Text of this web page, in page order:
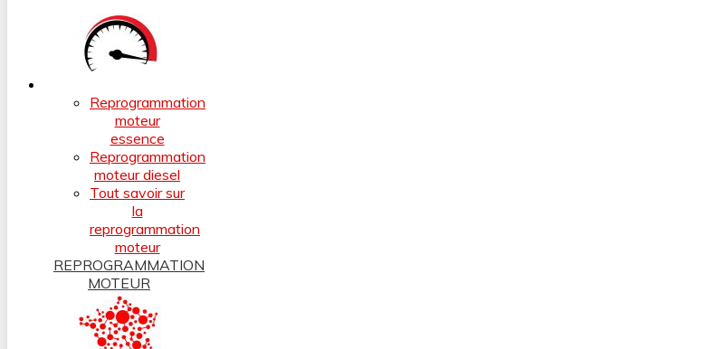
Reprogrammation
moteur
essence
Reprogrammation
moteur diesel
Tout savoir sur
la
reprogrammation
moteur
REPROGRAMMATION
MOTEUR